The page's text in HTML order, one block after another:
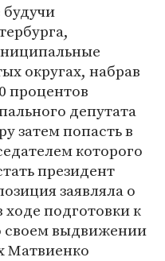
будучи
округах, набрав
процентов
депутата
затем попасть в
которого
президент
заявляла о
подготовки к
своем выдвижении
Матвиенко